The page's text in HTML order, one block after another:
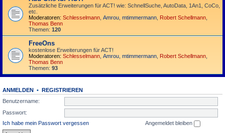
Zusätzliche Erweiterungen für ACT! wie: SchnellSuche, AutoData, 1An1, CoCo,
etc.
Moderatoren: Schlesselmann Amrou mtimmermann Robert Schellmann
Thomas Benn
Themen: 120
FreeOns
kostenlose Erweiterungen für ACT!
Moderatoren: Schlesselmann Amrou mtimmermann Robert Schellmann
Thomas Benn
Themen: 93
ANMELDEN • REGISTRIEREN
Benutzername:
Passwort:
Ich habe mein Passwort vergessen
Angemeldet bleiben